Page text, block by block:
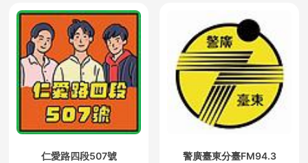
仁愛路四段507號 警廣臺東分臺FM94.3